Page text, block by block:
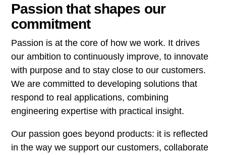
Passion that shapes our
commitment
Passion is at the core of how we work. It drives
our ambition to continuously improve, to innovate
with purpose and to stay close to our customers.
We are committed to developing solutions that
respond to real applications, combining
engineering expertise with practical insight.
Our passion goes beyond products: it is reflected
in the way we support our customers, collaborate